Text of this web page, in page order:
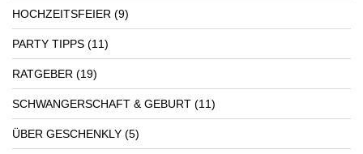
HOCHZEITSFEIER (9)
PARTY TIPPS (11)
RATGEBER (19)
SCHWANGERSCHAFT & GEBURT (11)
ÜBER GESCHENKLY (5)